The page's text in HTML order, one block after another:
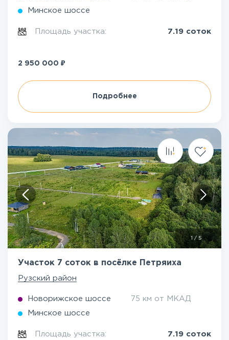
Минское шоссе
Площадь участка: 7.19 соток
2 950 000 ₽
Подробнее
1 / 5
Участок 7 соток в посёлке Петряиха
Рузский район
Новорижское шоссе 75 км от МКАД
Минское шоссе
Площадь участка: 7.19 соток